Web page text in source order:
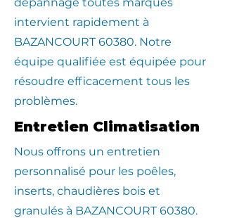
intervient rapidement à
BAZANCOURT 60380. Notre
équipe qualifiée est équipée pour
résoudre efficacement tous les
problèmes.
Entretien Climatisation
Nous offrons un entretien
personnalisé pour les poêles,
inserts, chaudières bois et
granulés à BAZANCOURT 60380.